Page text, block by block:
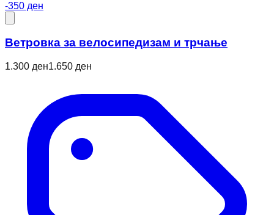
-350 ден
Ветровкa за велосипедизам и трчање
1.300 ден1.650 ден